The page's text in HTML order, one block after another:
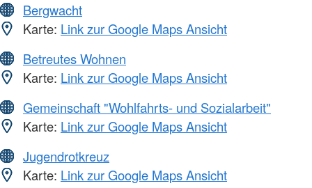
Bergwacht
Karte: Link zur Google Maps Ansicht
Betreutes Wohnen
Karte: Link zur Google Maps Ansicht
Gemeinschaft "Wohlfahrts- und Sozialarbeit"
Karte: Link zur Google Maps Ansicht
Jugendrotkreuz
Karte: Link zur Google Maps Ansicht